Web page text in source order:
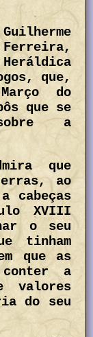
que,
do
que se
a
que
ao
cabeças
XVIII
o seu
tinham
que as
conter a
valores
do seu